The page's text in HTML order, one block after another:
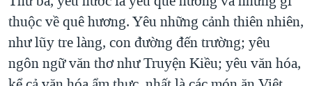
thuộc về quê hương. Yêu những cảnh thiên nhiên,
như lũy tre làng, con đường đến trường; yêu
ngôn ngữ văn thơ như Truyện Kiều; yêu văn hóa,